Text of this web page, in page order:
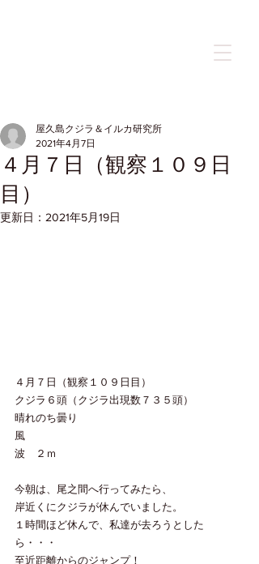
４月７日（観察１０９日
目）
屋久島クジラ＆イルカ研究所
2021年4月7日
更新日： 2021年5月19日
４月７日（観察１０９日目）
クジラ６頭（クジラ出現数７３５頭）
晴れのち曇り
風
波　２ｍ
今朝は、尾之間へ行ってみたら、
岸近くにクジラが休んでいました。
１時間ほど休んで、私達が去ろうとした
ら・・・
至近距離からのジャンプ！